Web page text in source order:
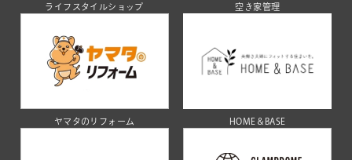
ライフスタイルショップ 空き家管理
ヤマタのリフォーム HOME＆BASE